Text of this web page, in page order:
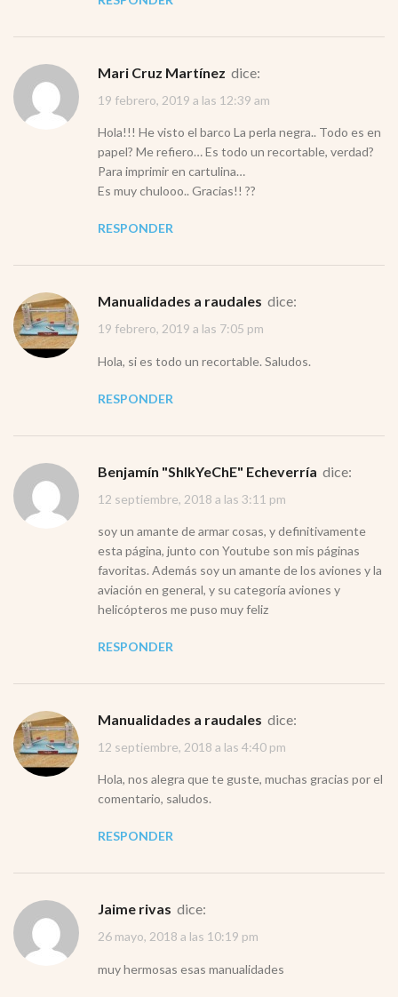
Mari Cruz Martínez dice:
19 febrero, 2019 a las 12:39 am
Hola!!! He visto el barco La perla negra.. Todo es en
papel? Me refiero… Es todo un recortable, verdad?
Para imprimir en cartulina…
Es muy chulooo.. Gracias!! ??
RESPONDER
Manualidades a raudales dice:
19 febrero, 2019 a las 7:05 pm
Hola, si es todo un recortable. Saludos.
RESPONDER
Benjamín "ShIkYeChE" Echeverría dice:
12 septiembre, 2018 a las 3:11 pm
soy un amante de armar cosas, y definitivamente
esta página, junto con Youtube son mis páginas
favoritas. Además soy un amante de los aviones y la
aviación en general, y su categoría aviones y
helicópteros me puso muy feliz
RESPONDER
Manualidades a raudales dice:
12 septiembre, 2018 a las 4:40 pm
Hola, nos alegra que te guste, muchas gracias por el
comentario, saludos.
RESPONDER
jaime rivas dice:
26 mayo, 2018 a las 10:19 pm
muy hermosas esas manualidades